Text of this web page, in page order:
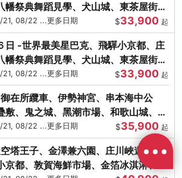
幡祭典舞蹈見學、犬山城、東茶屋街、
淋08/22 ...更多日期 $33,900 起
日 -世界最美星巴克、飛驒小京都、庄
幡祭典舞蹈見學、犬山城、東茶屋街、
淋08/22 ...更多日期 $33,900 起
在所纜車、伊勢神宮、串本海中公
敷、鬼之城、黑潮市場、和歌山城、伊
08/22 ...更多日期 $35,900 起
塔王子、金澤兼六園、庄川峽遊船、
都、敦賀海鮮市場、金箔冰淇淋、鰻